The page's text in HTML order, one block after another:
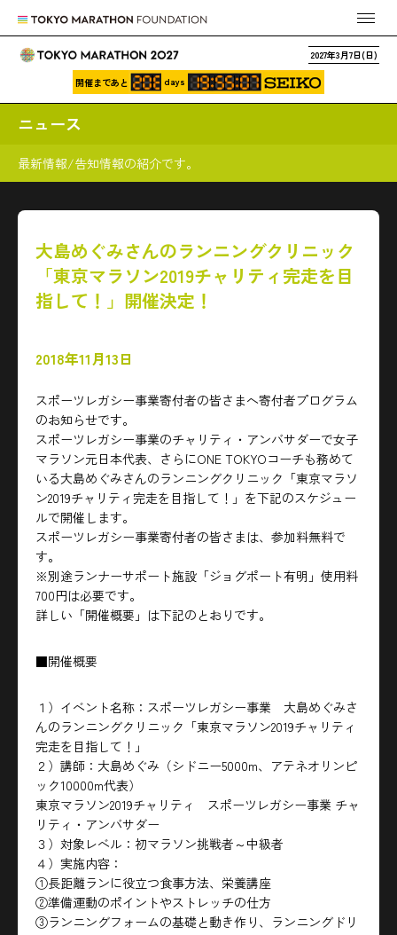
2027年3月7日(日)
開催まであと days
ニュース
最新情報/告知情報の紹介です。
大島めぐみさんのランニングクリニック
「東京マラソン2019チャリティ完走を目
指して！」開催決定！
2018年11月13日
スポーツレガシー事業寄付者の皆さまへ寄付者プログラム
のお知らせです。
スポーツレガシー事業のチャリティ・アンバサダーで女子
マラソン元日本代表、さらにONE TOKYOコーチも務めて
いる大島めぐみさんのランニングクリニック「東京マラソ
ン2019チャリティ完走を目指して！」を下記のスケジュー
ルで開催します。
スポーツレガシー事業寄付者の皆さまは、参加料無料で
す。
※別途ランナーサポート施設「ジョグポート有明」使用料
700円は必要です。
詳しい「開催概要」は下記のとおりです。
■開催概要
１）イベント名称：スポーツレガシー事業 大島めぐみさ
んのランニングクリニック「東京マラソン2019チャリティ
完走を目指して！」
２）講師：大島めぐみ（シドニー5000m、アテネオリンピ
ック10000m代表）
東京マラソン2019チャリティ スポーツレガシー事業 チャ
リティ・アンバサダー
３）対象レベル：初マラソン挑戦者～中級者
４）実施内容：
①長距離ランに役立つ食事方法、栄養講座
②準備運動のポイントやストレッチの仕方
③ランニングフォームの基礎と動き作り、ランニングドリ